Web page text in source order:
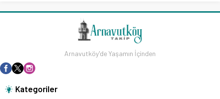
Arnavutköy'de Yaşamın İçinden
Kategoriler